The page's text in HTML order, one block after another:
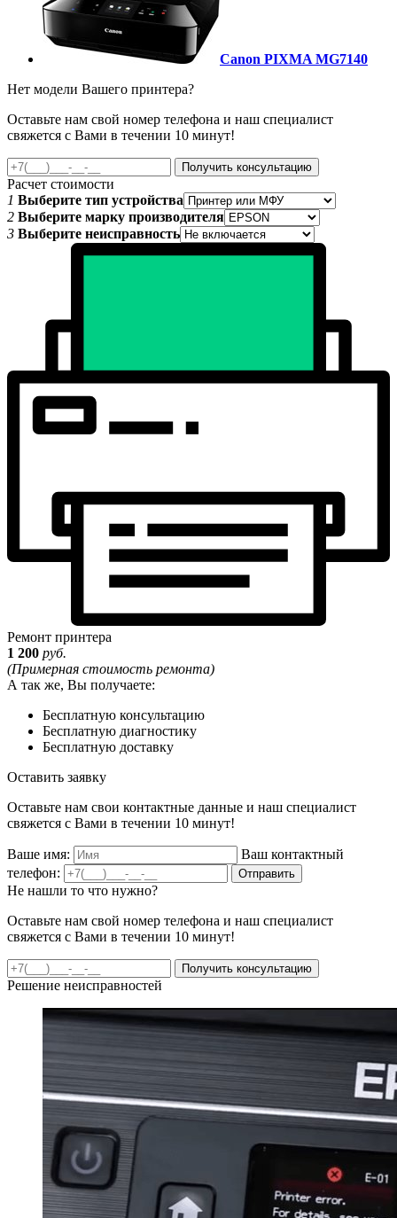
Canon PIXMA MG7140
Нет модели Вашего принтера?
Оставьте нам свой номер телефона и наш специалист
свяжется с Вами в течении 10 минут!
Получить консультацию
Расчет стоимости
1 Выберите тип устройства
2 Выберите марку производителя
3 Выберите неисправность
Ремонт принтера
1 200 руб.
(Примерная стоимость ремонта)
А так же, Вы получаете:
Бесплатную консультацию
Бесплатную диагностику
Бесплатную доставку
Оставить заявку
Оставьте нам свои контактные данные и наш специалист
свяжется с Вами в течении 10 минут!
Ваше имя:
Ваш контактный
телефон:
Отправить
Не нашли то что нужно?
Оставьте нам свой номер телефона и наш специалист
свяжется с Вами в течении 10 минут!
Получить консультацию
Решение неисправностей